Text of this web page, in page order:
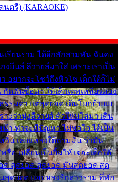
นตรี) (KARAOKE)
เรียนราม ได้อีกสักสามพัน ฉันคง
งยีนส์ ลีวายส์มาใส่ เพราะเราเป็น
ว อยากจะโชว์ถึงหิวโซ เด็กใต้ก็ไม่
ดฟันซื้อมา ให้เด็กเทพเหลียวมอง
รรมดา แต่สุดยอด เดินโยกย้ายเย
าะว่านุ่งลีวายส์ ตัวใหม่ใส่มา เดิน
น้า ท่าจะมีปัญหา ไม่พอใจ ได้เป็น
วั่น เลยแหลงใต้ถามมัน ว่ามัน
อ เปลี่ยนเป็นยิ้มให้ เจอะเด็กใต้
ด สุดยอด สุดยอด มันสุดยอด สุด
สุดยอด แอบหลงรักสาวราม ที่พัก